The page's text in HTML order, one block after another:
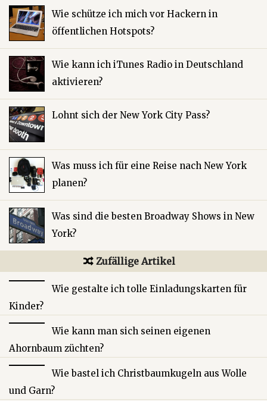
Wie schütze ich mich vor Hackern in
öffentlichen Hotspots?
Wie kann ich iTunes Radio in Deutschland
aktivieren?
Lohnt sich der New York City Pass?
Was muss ich für eine Reise nach New York
planen?
Was sind die besten Broadway Shows in New
York?
Zufällige Artikel
Wie gestalte ich tolle Einladungskarten für
Kinder?
Wie kann man sich seinen eigenen
Ahornbaum züchten?
Wie bastel ich Christbaumkugeln aus Wolle
und Garn?